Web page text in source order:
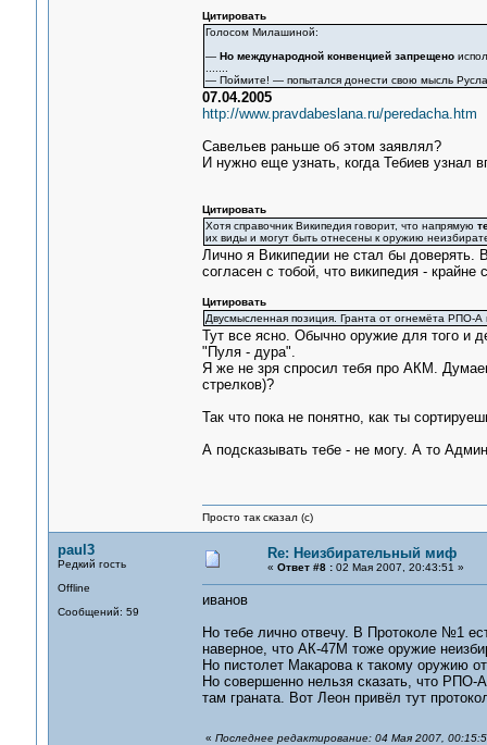
Цитировать
Голосом Милашиной:
— Но международной конвенцией запрещено
— Поймите! — попытался донести свою мысль
07.04.2005
http://www.pravdabeslana.ru/peredacha.htm
Савельев раньше об этом заявлял?
И нужно еще узнать, когда Тебиев узнал
Цитировать
Хотя справочник Википедия говорит, что напрямую
их виды и могут быть отнесены к оружию
Лично я Википедии не стал бы доверять.
согласен с тобой, что википедия - крайне
Цитировать
Двусмысленная позиция. Гранта от огнемёта РПО-А
Тут все ясно. Обычно оружие для того и
"Пуля - дура".
Я же не зря спросил тебя про АКМ.
стрелков)?
Так что пока не понятно, как ты
А подсказывать тебе - не могу. А то Админ
Просто так сказал (с)
paul3
Редкий гость
Offline
Сообщений: 59
Re: Неизбирательный миф
« Ответ #8 :02 Мая 2007, 20:43:51 »
иванов
Но тебе лично отвечу. В Протоколе №1
наверное, что АК-47М тоже оружие
Но пистолет Макарова к такому оружию
Но совершенно нельзя сказать, что РПО-
там граната. Вот Леон привёл тут
« Последнее редактирование: 04 Мая 2007,